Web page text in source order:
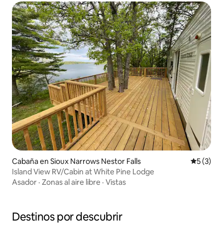
Cabaña en Sioux Narrows Nestor Falls
5 (3)
Island View RV/Cabin at White Pine Lodge
Asador · Zonas al aire libre · Vistas
Destinos por descubrir